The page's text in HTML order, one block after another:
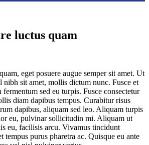
luctus quam
eget posuere augue semper sit amet. Ut
sit amet, mollis dictum nunc. Fusce et
fermentum sed eu turpis. Fusce consectetur
diam dapibus tempus. Curabitur risus
dapibus, aliquam sed leo. Aliquam turpis
eu, pulvinar sollicitudin mi. Aliquam ut
eu, facilisis arcu. Vivamus tincidunt
tempus purus pharetra ac. Quisque eu ante